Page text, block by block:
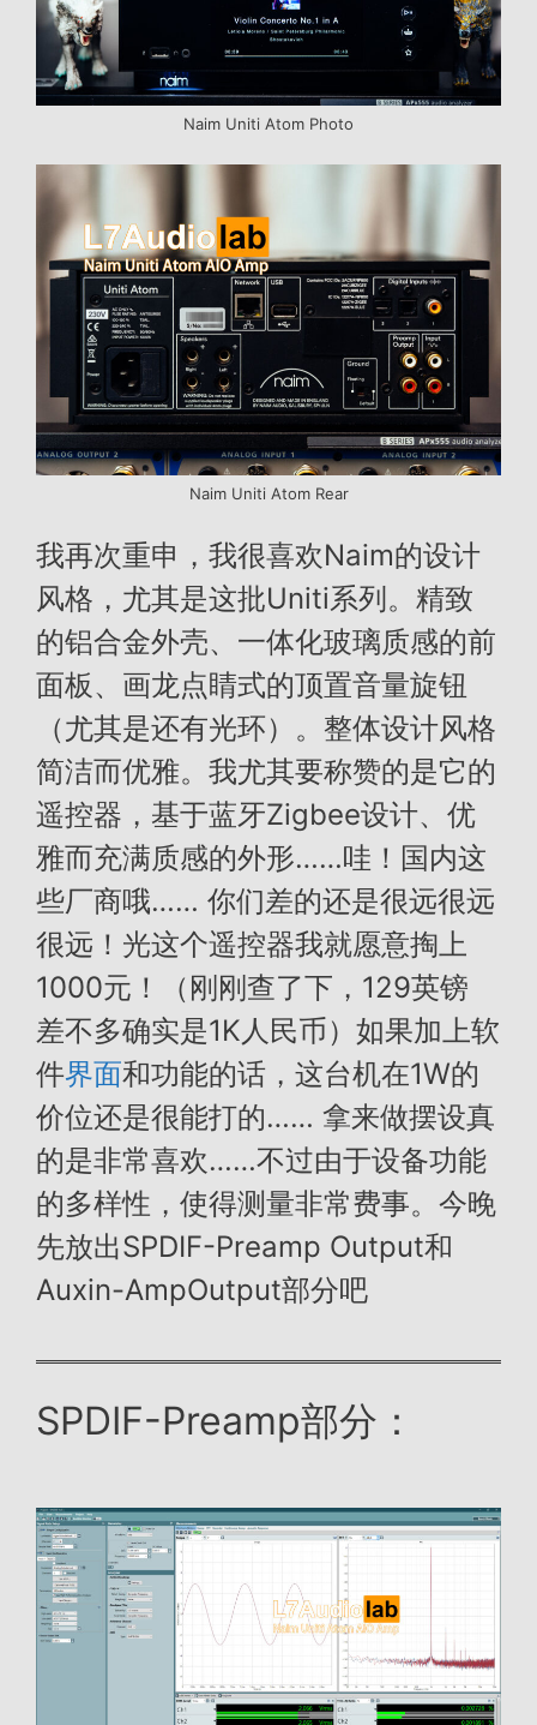
Naim Uniti Atom Photo
Naim Uniti Atom Rear
我再次重申，我很喜欢Naim的设计
风格，尤其是这批Uniti系列。精致
的铝合金外壳、一体化玻璃质感的前
面板、画龙点睛式的顶置音量旋钮
（尤其是还有光环）。整体设计风格
简洁而优雅。我尤其要称赞的是它的
遥控器，基于蓝牙Zigbee设计、优
雅而充满质感的外形……哇！国内这
些厂商哦…… 你们差的还是很远很远
很远！光这个遥控器我就愿意掏上
1000元！（刚刚查了下，129英镑
差不多确实是1K人民币）如果加上软
件界面和功能的话，这台机在1W的
价位还是很能打的…… 拿来做摆设真
的是非常喜欢……不过由于设备功能
的多样性，使得测量非常费事。今晚
先放出SPDIF-Preamp Output和
Auxin-AmpOutput部分吧
SPDIF-Preamp部分：